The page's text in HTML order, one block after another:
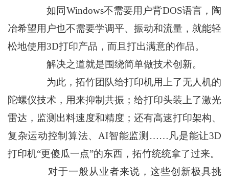
如同Windows不需要用户背DOS语言，陶
冶希望用户也不需要学调平、振动和流量，就能轻
松地使用3D打印产品，而且打出满意的作品。
解决之道就是围绕简单做技术创新。
为此，拓竹团队给打印机用上了无人机的
陀螺仪技术，用来抑制共振；给打印头装上了激光
雷达，监测出料速度和精度；还有高速打印架构、
复杂运动控制算法、AI智能监测……凡是能让3D
打印机“更傻瓜一点”的东西，拓竹统统拿了过来。
对于一般从业者来说，这些创新极具挑